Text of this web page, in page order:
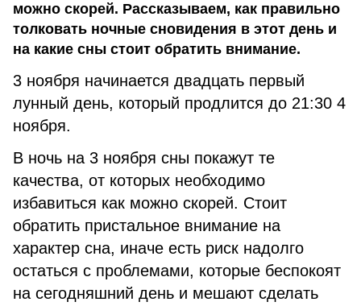
можно скорей. Рассказываем, как правильно
толковать ночные сновидения в этот день и
на какие сны стоит обратить внимание.
3 ноября начинается двадцать первый
лунный день, который продлится до 21:30 4
ноября.
В ночь на 3 ноября сны покажут те
качества, от которых необходимо
избавиться как можно скорей. Стоит
обратить пристальное внимание на
характер сна, иначе есть риск надолго
остаться с проблемами, которые беспокоят
на сегодняшний день и мешают сделать